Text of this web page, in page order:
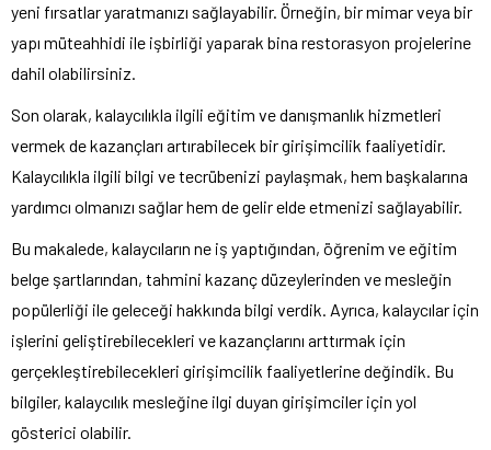
yeni fırsatlar yaratmanızı sağlayabilir. Örneğin, bir mimar veya bir
yapı müteahhidi ile işbirliği yaparak bina restorasyon projelerine
dahil olabilirsiniz.
Son olarak, kalaycılıkla ilgili eğitim ve danışmanlık hizmetleri
vermek de kazançları artırabilecek bir girişimcilik faaliyetidir.
Kalaycılıkla ilgili bilgi ve tecrübenizi paylaşmak, hem başkalarına
yardımcı olmanızı sağlar hem de gelir elde etmenizi sağlayabilir.
Bu makalede, kalaycıların ne iş yaptığından, öğrenim ve eğitim
belge şartlarından, tahmini kazanç düzeylerinden ve mesleğin
popülerliği ile geleceği hakkında bilgi verdik. Ayrıca, kalaycılar için
işlerini geliştirebilecekleri ve kazançlarını arttırmak için
gerçekleştirebilecekleri girişimcilik faaliyetlerine değindik. Bu
bilgiler, kalaycılık mesleğine ilgi duyan girişimciler için yol
gösterici olabilir.